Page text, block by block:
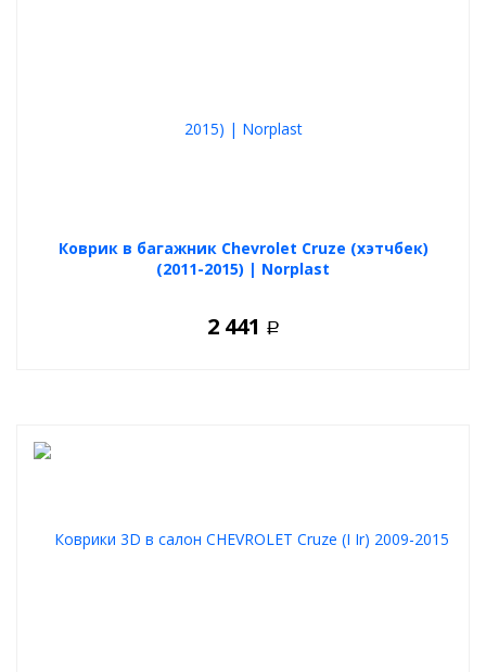
Коврик в багажник Chevrolet Cruze (хэтчбек)
(2011-2015) | Norplast
2 441 Р